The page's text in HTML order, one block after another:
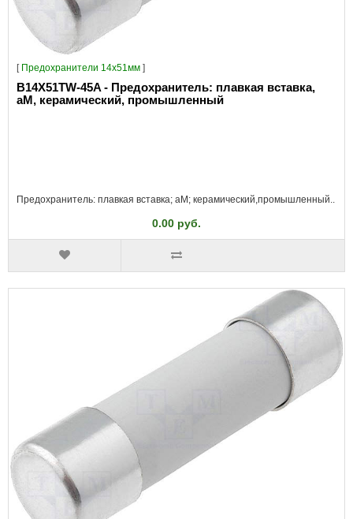
[ Предохранители 14x51мм ]
B14X51TW-45A - Предохранитель: плавкая вставка,
aM, керамический, промышленный
Предохранитель: плавкая вставка; aM; керамический,промышленный..
0.00 руб.